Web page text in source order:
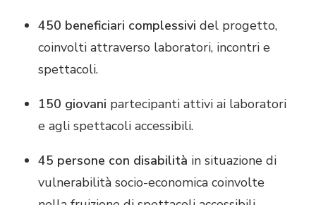
450 beneficiari complessivi del progetto,
coinvolti attraverso laboratori, incontri e
spettacoli.
150 giovani partecipanti attivi ai laboratori
e agli spettacoli accessibili.
45 persone con disabilità in situazione di
vulnerabilità socio-economica coinvolte